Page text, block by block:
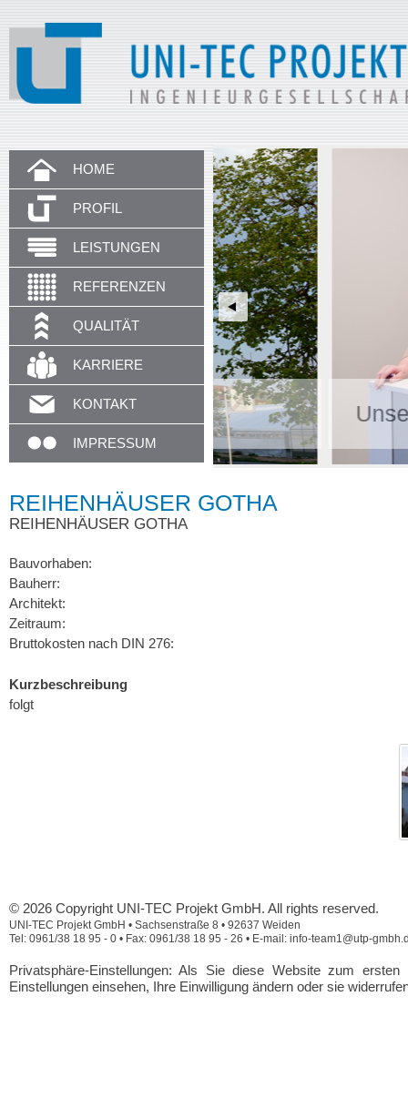
HOME
PROFIL
LEISTUNGEN
REFERENZEN
QUALITÄT
KARRIERE
KONTAKT
IMPRESSUM
Unser
REIHENHÄUSER GOTHA
REIHENHÄUSER GOTHA
Bauvorhaben:
Bauherr:
Architekt:
Zeitraum:
Bruttokosten nach DIN 276:
Kurzbeschreibung
folgt
© 2026 Copyright UNI-TEC Projekt GmbH. All rights reserved.
UNI-TEC Projekt GmbH • Sachsenstraße 8 • 92637 Weiden
Tel: 0961/38 18 95 - 0 • Fax: 0961/38 18 95 - 26 • E-mail: info-team1@utp-
Privatsphäre-Einstellungen: Als Sie diese Website zum
Einstellungen einsehen, Ihre Einwilligung ändern oder sie